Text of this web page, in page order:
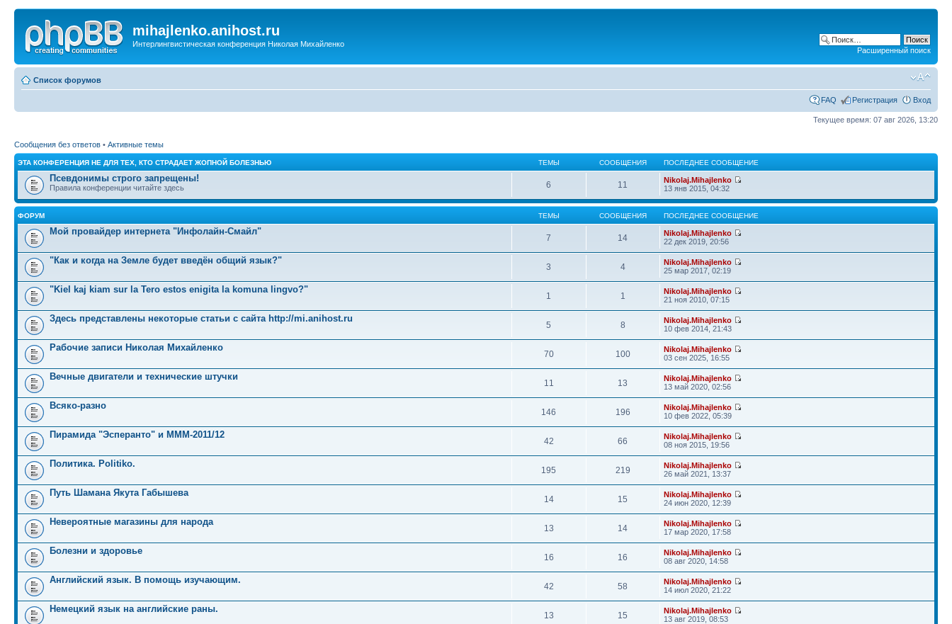
mihajlenko.anihost.ru
Интерлингвистическая конференция Николая Михайленко
Расширенный поиск
Список форумов
FAQ Регистрация Вход
Текущее время: 07 авг 2026, 13:20
Сообщения без ответов • Активные темы
ЭТА КОНФЕРЕНЦИЯ НЕ ДЛЯ ТЕХ, КТО СТРАДАЕТ ЖОПНОЙ БОЛЕЗНЬЮ ТЕМЫ СООБЩЕНИЯ ПОСЛЕДНЕЕ СООБЩЕНИЕ
Псевдонимы строго запрещены!
Правила конференции читайте здесь 6 11
Nikolaj.Mihajlenko
13 янв 2015, 04:32
ФОРУМ ТЕМЫ СООБЩЕНИЯ ПОСЛЕДНЕЕ СООБЩЕНИЕ
Мой провайдер интернета "Инфолайн-Смайл"
7 14
Nikolaj.Mihajlenko
22 дек 2019, 20:56
"Как и когда на Земле будет введён общий язык?"
3 4
Nikolaj.Mihajlenko
25 мар 2017, 02:19
"Kiel kaj kiam sur la Tero estos enigita la komuna lingvo?"
1 1
Nikolaj.Mihajlenko
21 ноя 2010, 07:15
Здесь представлены некоторые статьи с сайта http://mi.anihost.ru
5 8
Nikolaj.Mihajlenko
10 фев 2014, 21:43
Рабочие записи Николая Михайленко
70 100
Nikolaj.Mihajlenko
03 сен 2025, 16:55
Вечные двигатели и технические штучки
11 13
Nikolaj.Mihajlenko
13 май 2020, 02:56
Всяко-разно
146 196
Nikolaj.Mihajlenko
10 фев 2022, 05:39
Пирамида "Эсперанто" и MMM-2011/12
42 66
Nikolaj.Mihajlenko
08 ноя 2015, 19:56
Политика. Politiko.
195 219
Nikolaj.Mihajlenko
26 май 2021, 13:37
Путь Шамана Якута Габышева
14 15
Nikolaj.Mihajlenko
24 июн 2020, 12:39
Невероятные магазины для народа
13 14
Nikolaj.Mihajlenko
17 мар 2020, 17:58
Болезни и здоровье
16 16
Nikolaj.Mihajlenko
08 авг 2020, 14:58
Английский язык. В помощь изучающим.
42 58
Nikolaj.Mihajlenko
14 июл 2020, 21:22
Немецкий язык на английские раны.
13 15
Nikolaj.Mihajlenko
13 авг 2019, 08:53